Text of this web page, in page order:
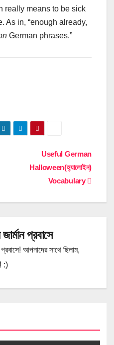
really means to be sick
As in, “enough already,
German phrases.”
Useful German
Halloween(হ্যালোইন)
Vocabulary
প্রবাসে
প্রবাসে! আপনাদের সাথে ছিলাম,
:)